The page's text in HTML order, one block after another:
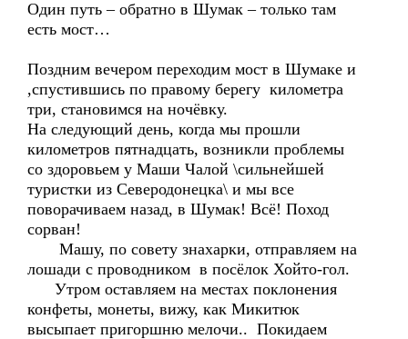
Один путь – обратно в Шумак – только там
есть мост…
Поздним вечером переходим мост в Шумаке и
,спустившись по правому берегу километра
три, становимся на ночёвку.
На следующий день, когда мы прошли
километров пятнадцать, возникли проблемы
со здоровьем у Маши Чалой \сильнейшей
туристки из Северодонецка\ и мы все
поворачиваем назад, в Шумак! Всё! Поход
сорван!
Машу, по совету знахарки, отправляем на
лошади с проводником в посёлок Хойто-гол.
Утром оставляем на местах поклонения
конфеты, монеты, вижу, как Микитюк
высыпает пригоршню мелочи.. Покидаем